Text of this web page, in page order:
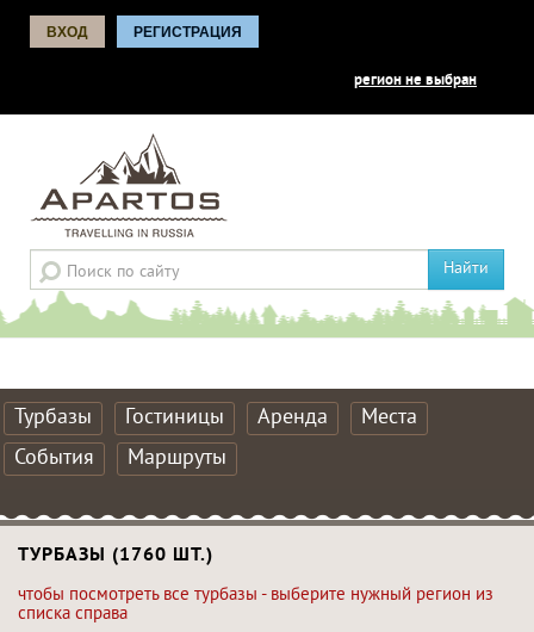
ВХОД РЕГИСТРАЦИЯ
регион не выбран
Найти
Турбазы Гостиницы Аренда
Места
События
Маршруты
ТУРБАЗЫ (1760 ШТ.)
чтобы посмотреть все турбазы - выберите нужный регион из
списка справа